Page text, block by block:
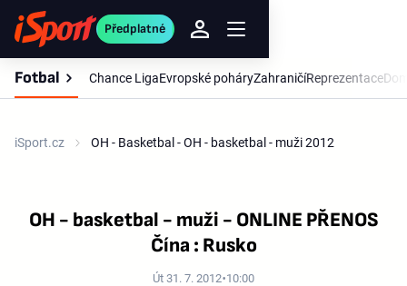
Předplatné
Fotbal Chance LigaEvropské poháryZahraničíReprezentace
iSport.cz OH - Basketbal - OH - basketbal - muži 2012
OH - basketbal - muži - ONLINE PŘENOS
Čína : Rusko
Út 31. 7. 2012 10:00